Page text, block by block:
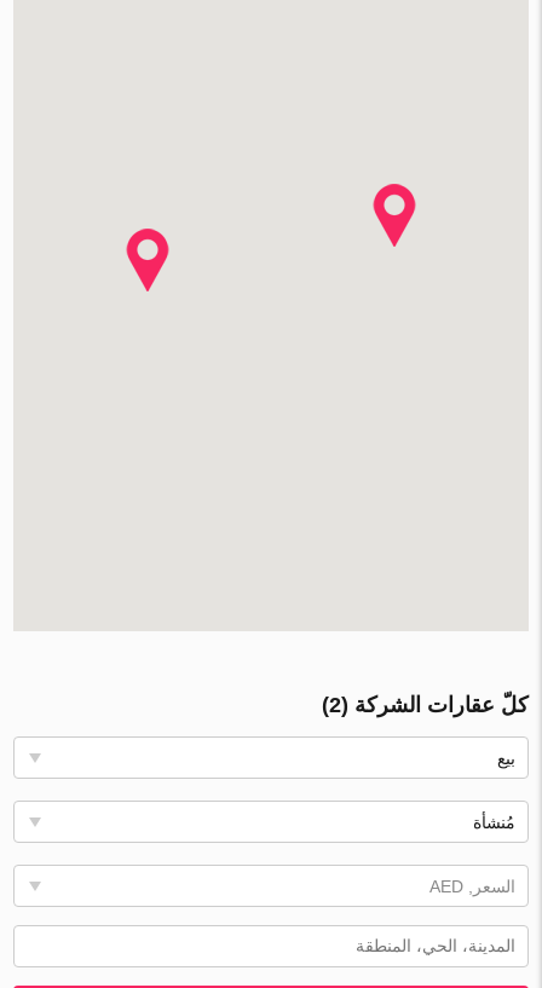
كلّ عقارات الشركة (2)
بيع
مُنشأة
السعر, AED